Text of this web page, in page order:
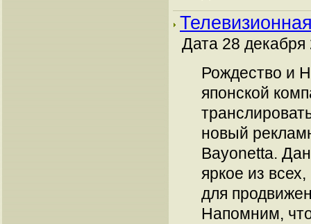
Дата 28 декабря
Рождество и
японской
новый
Bayonetta.
яркое из
для
Напомним,